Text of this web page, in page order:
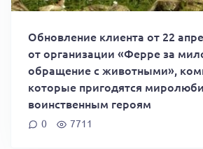
Обновление клиента от 22
от организации «Ферре за
обращение с животными»,
которые пригодятся
воинственным героям
0 7711